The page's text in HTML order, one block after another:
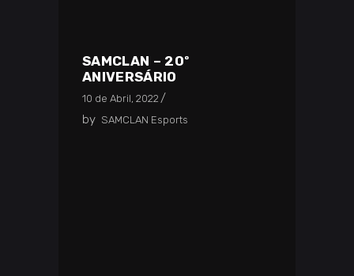
SAMCLAN – 20º
ANIVERSÁRIO
10 de Abril, 2022
by SAMCLAN Esports